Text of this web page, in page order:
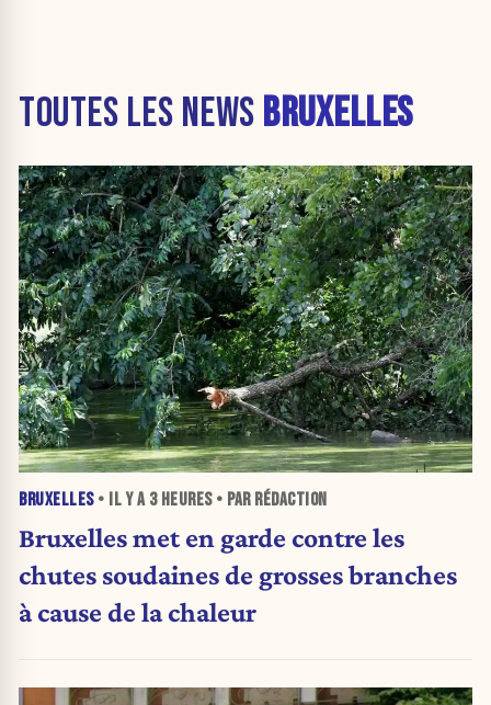
TOUTES LES NEWS BRUXELLES
BRUXELLES• IL Y A 3 HEURES• PAR RÉDACTION
Bruxelles met en garde contre les
chutes soudaines de grosses branches
à cause de la chaleur